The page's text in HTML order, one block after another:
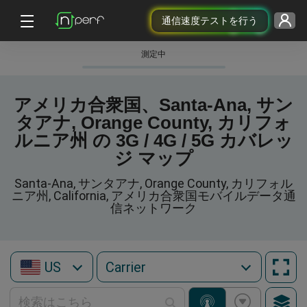
通信速度テストを行う
測定中
アメリカ合衆国、Santa-Ana, サン
タアナ, Orange County, カリフォ
ルニア州 の 3G / 4G / 5G カバレッ
ジ マップ
Santa-Ana, サンタアナ, Orange County, カリフォル
ニア州, California, アメリカ合衆国モバイルデータ通
信ネットワーク
US